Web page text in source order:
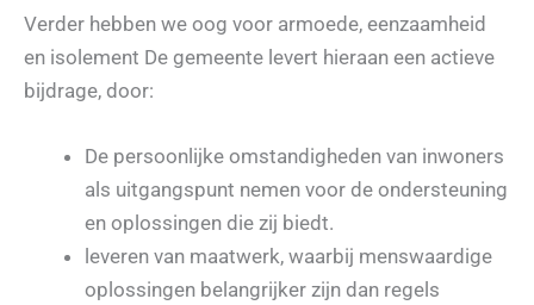
Verder hebben we oog voor armoede, eenzaamheid
en isolement De gemeente levert hieraan een actieve
bijdrage, door:
De persoonlijke omstandigheden van inwoners
als uitgangspunt nemen voor de ondersteuning
en oplossingen die zij biedt.
leveren van maatwerk, waarbij menswaardige
oplossingen belangrijker zijn dan regels